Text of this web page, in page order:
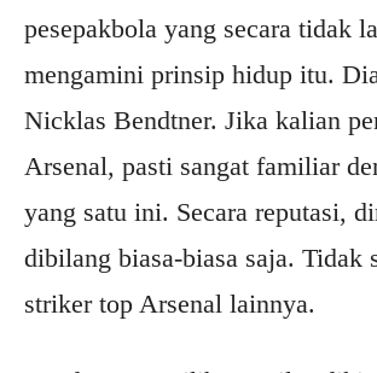
pesepakbola yang secara tidak
mengamini prinsip hidup itu.
Nicklas Bendtner. Jika kalian
Arsenal, pasti sangat familiar
yang satu ini. Secara reputasi,
dibilang biasa-biasa saja. Tidak
striker top Arsenal lainnya.